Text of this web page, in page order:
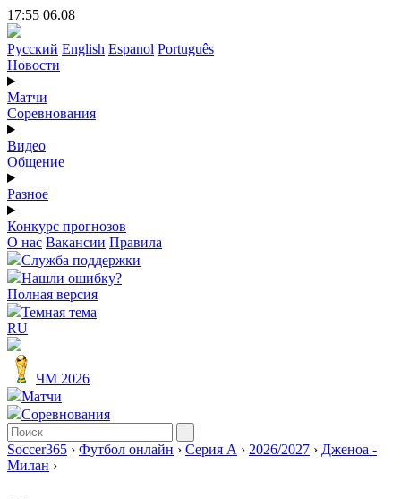
17:55 06.08
Русский English Espanol Português
Новости
Матчи
Соревнования
Видео
Общение
Разное
Конкурс прогнозов
О нас Вакансии Правила
Служба поддержки
Нашли ошибку?
Полная версия
Темная тема
RU
ЧМ 2026
Матчи
Соревнования
Soccer365 › Футбол онлайн › Серия А › 2026/2027 › Дженоа -
Милан ›